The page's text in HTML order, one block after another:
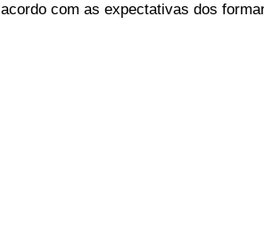
com as expectativas dos